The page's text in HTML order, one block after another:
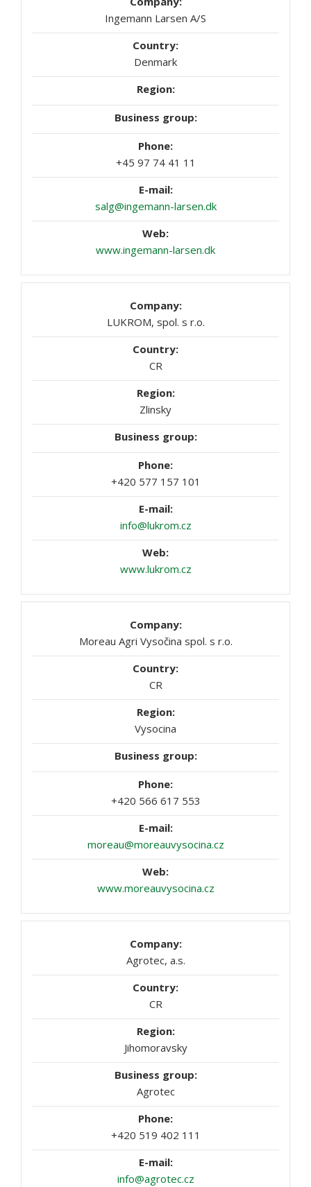
Ingemann Larsen A/S
Denmark
+45 97 74 41 11
salg@ingemann-larsen.dk
www.ingemann-larsen.dk
LUKROM, spol. s r.o.
CR
Zlinsky
+420 577 157 101
info@lukrom.cz
www.lukrom.cz
Moreau Agri Vysočina spol. s r.o.
CR
Vysocina
+420 566 617 553
moreau@moreauvysocina.cz
www.moreauvysocina.cz
Agrotec, a.s.
CR
Jihomoravsky
Agrotec
+420 519 402 111
info@agrotec.cz